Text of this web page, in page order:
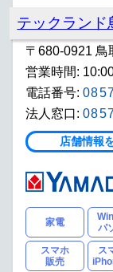
お酒
おもちゃ
腕時計
車販売
トータルサポート
PC買取
家計相談窓口
テックランド
〒680-0921 鳥
営業時間:
電話番号:
法人窓口:
店舗情報
家電
パ
スマホ
販売
ス